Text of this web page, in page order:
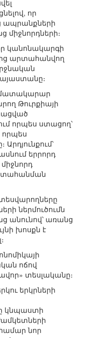
որ
ապրանքների
միջնորդների։
կանոնակարգի
արտահանվող
մատակարար
Թուրքիայի
որպես ստացող՝
որպես
երրորդ
ներմուծումն
անունով՝ առանց
խոսքն է
ոճով
տեսլականը։
երկրների
կնպաստի
նոր